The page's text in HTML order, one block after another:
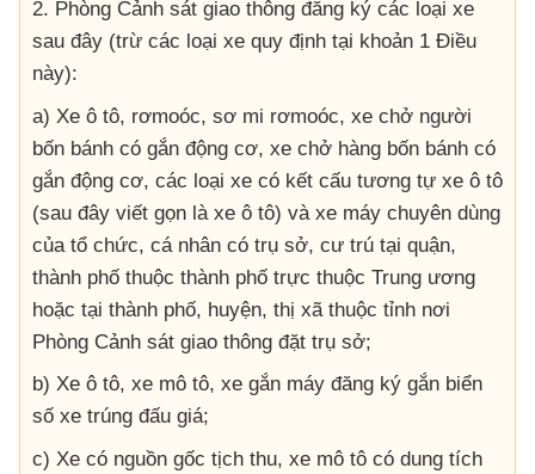
2. Phòng Cảnh sát giao thông đăng ký các loại xe
sau đây (trừ các loại xe quy định tại khoản 1 Điều
này):
a) Xe ô tô, rơmoóc, sơ mi rơmoóc, xe chở người
bốn bánh có gắn động cơ, xe chở hàng bốn bánh có
gắn động cơ, các loại xe có kết cấu tương tự xe ô tô
(sau đây viết gọn là xe ô tô) và xe máy chuyên dùng
của tổ chức, cá nhân có trụ sở, cư trú tại quận,
thành phố thuộc thành phố trực thuộc Trung ương
hoặc tại thành phố, huyện, thị xã thuộc tỉnh nơi
Phòng Cảnh sát giao thông đặt trụ sở;
b) Xe ô tô, xe mô tô, xe gắn máy đăng ký gắn biển
số xe trúng đấu giá;
c) Xe có nguồn gốc tịch thu, xe mô tô có dung tích